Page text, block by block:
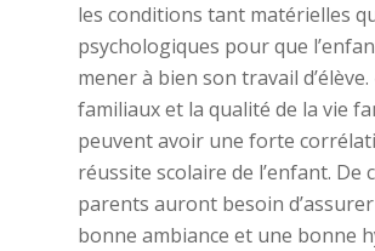
les conditions tant matérielles
psychologiques pour que
mener à bien son travail d’élève.
familiaux et la qualité de la vie
peuvent avoir une forte
réussite scolaire de l’enfant. De
parents auront besoin
bonne ambiance et une bonne